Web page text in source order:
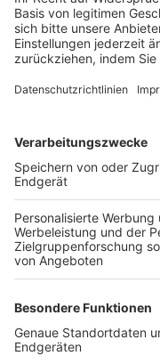
Login SpielPlus
FOLGE DEM BFV
TOP-VEREINE
TOP-PARTNER